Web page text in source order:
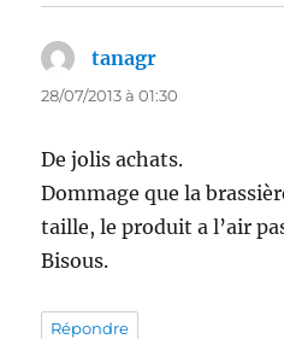
tanagr
28/07/2013 à 01:30
De jolis achats.
Dommage que la
taille, le produit a l’air
Bisous.
Répondre